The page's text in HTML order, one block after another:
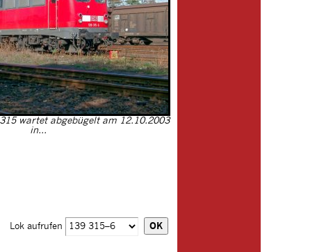
wartet abgebügelt am 12.10.2003
in...
Lok aufrufen